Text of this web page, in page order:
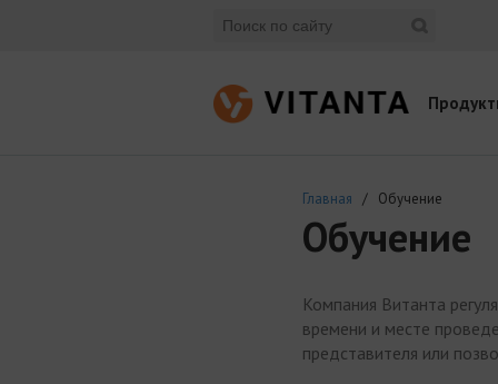
Главная / Обучение
Обучение
Компания Витанта
времени и месте
представителя или